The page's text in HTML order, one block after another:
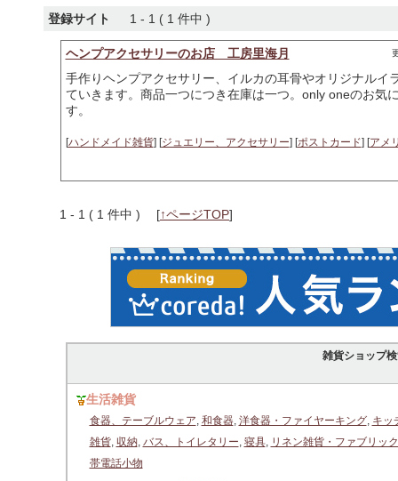
登録サイト 1 - 1 ( 1 件中 )
ヘンプアクセサリーのお店 工房里海月
手作りヘンプアクセサリー、イルカの耳骨やオリジナルイ
ていきます。商品一つにつき在庫は一つ。only oneのお気
す。
[ハンドメイド雑貨] [ジュエリー、アクセサリー] [ポストカード] [アメ
1 - 1 ( 1 件中 ) [↑ページTOP]
雑貨ショップ
生活雑貨
食器、テーブルウェア, 和食器, 洋食器・ファイヤーキング, キッ
雑貨, 収納, バス、トイレタリー, 寝具, リネン雑貨・ファブリック
帯電話小物